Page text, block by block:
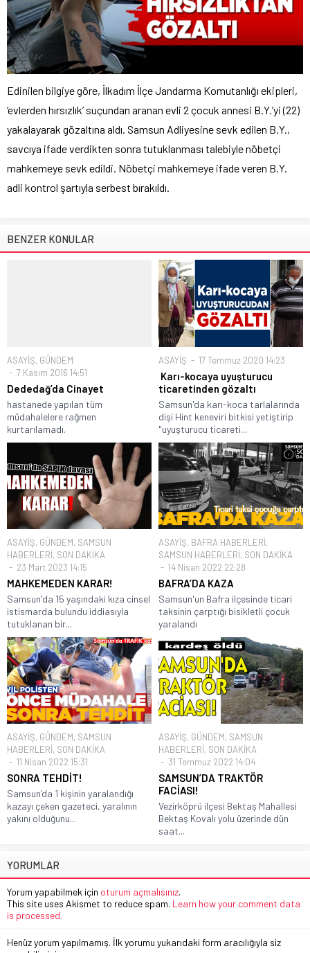
Edinilen bilgiye göre, İlkadım İlçe Jandarma Komutanlığı ekipleri,
‘evlerden hırsızlık’ suçundan aranan evli 2 çocuk annesi B.Y.’yi (22)
yakalayarak gözaltına aldı. Samsun Adliyesine sevk edilen B.Y.,
savcıya ifade verdikten sonra tutuklanması talebiyle nöbetçi
mahkemeye sevk edildi. Nöbetçi mahkemeye ifade veren B.Y.
adli kontrol şartıyla serbest bırakıldı.
BENZER KONULAR
ASAYİŞ, GÜNDEM
7 Kasım 2016 14:51
Dededağ’da Cinayet
hastanede yapılan tüm
müdahalelere rağmen
kurtarılamadı.
ASAYİŞ 17 Temmuz 2020 14:23
Karı-kocaya uyuşturucu
ticaretinden gözaltı
Samsun'da karı-koca tarlalarında
dişi Hint keneviri bitkisi yetiştirip
"uyuşturucu ticareti...
ASAYİŞ, GÜNDEM, SAMSUN
HABERLERİ, SON DAKİKA
23 Mart 2023 14:15
MAHKEMEDEN KARAR!
Samsun'da 15 yaşındaki kıza cinsel
istismarda bulundu iddiasıyla
tutuklanan bir...
ASAYİŞ, BAFRA HABERLERİ,
SAMSUN HABERLERİ, SON DAKİKA
14 Nisan 2022 22:28
BAFRA’DA KAZA
Samsun'un Bafra ilçesinde ticari
taksinin çarptığı bisikletli çocuk
yaralandı
ASAYİŞ, GÜNDEM, SAMSUN
HABERLERİ, SON DAKİKA
11 Nisan 2022 15:31
SONRA TEHDİT!
Samsun’da 1 kişinin yaralandığı
kazayı çeken gazeteci, yaralının
yakını olduğunu...
ASAYİŞ, GÜNDEM, SAMSUN
HABERLERİ, SON DAKİKA
31 Temmuz 2022 14:04
SAMSUN’DA TRAKTÖR
FACİASI!
Vezirköprü ilçesi Bektaş Mahallesi
Bektaş Kovalı yolu üzerinde dün
saat...
YORUMLAR
Yorum yapabilmek için oturum açmalısınız.
This site uses Akismet to reduce spam. Learn how your comment data
is processed.
Henüz yorum yapılmamış. İlk yorumu yukarıdaki form aracılığıyla siz